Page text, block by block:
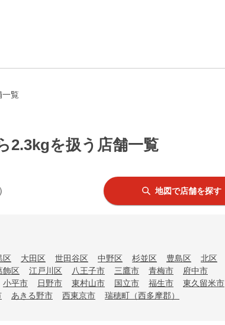
一覧
2.3kgを扱う店舗一覧
地図で店舗を探す
区 大田区 世田谷区 中野区 杉並区 豊島区
北区
飾区 江戸川区 八王子市 三鷹市 青梅市
府中市
小平市 日野市 東村山市 国立市 福生市
東久留米市
あきる野市 西東京市 瑞穂町（西多摩郡）